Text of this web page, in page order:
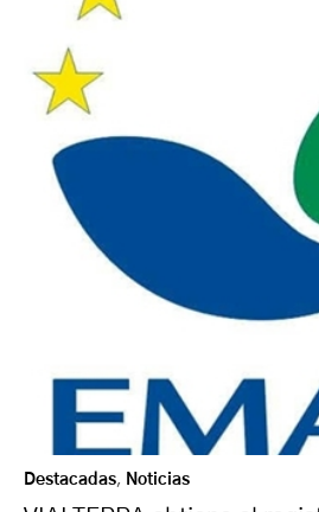
Destacadas, Noticias